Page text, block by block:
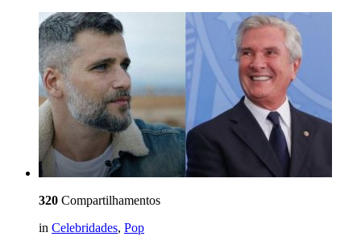
320 Compartilhamentos
in Celebridades, Pop